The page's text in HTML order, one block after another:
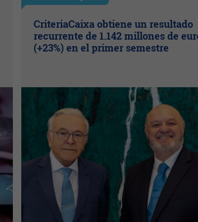
CriteriaCaixa obtiene un resultado
recurrente de 1.142 millones de
(+23%) en el primer semestre